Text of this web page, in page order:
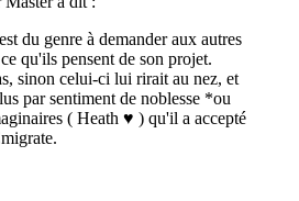
du genre à demander aux autres
qu'ils pensent de son projet.
sinon celui-ci lui rirait au nez, et
par sentiment de noblesse *ou
( Heath ♥ ) qu'il a accepté